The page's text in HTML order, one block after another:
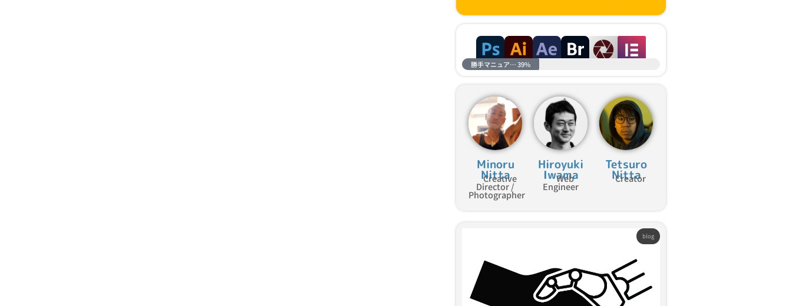
勝手マニュアル進捗39%
Minoru
Nitta
Creative
Director /
Photographer
Hiroyuki
Iwama
Web
Engineer
Tetsuro
Nitta
Creator
blog